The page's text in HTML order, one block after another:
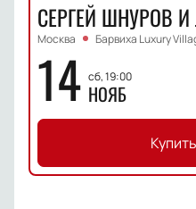
СЕРГЕЙ ШНУРОВ
Москва Барвиха Luxury
14 сб, 19:00
НОЯБ